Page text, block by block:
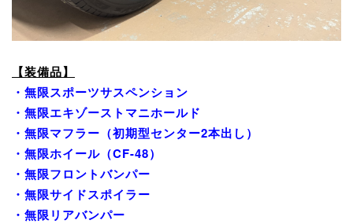
【装備品】
・無限スポーツサスペンション
・無限エキゾーストマニホールド
・無限マフラー（初期型センター2本出し）
・無限ホイール（CF-48）
・無限フロントバンパー
・無限サイドスポイラー
・無限リアバンパー